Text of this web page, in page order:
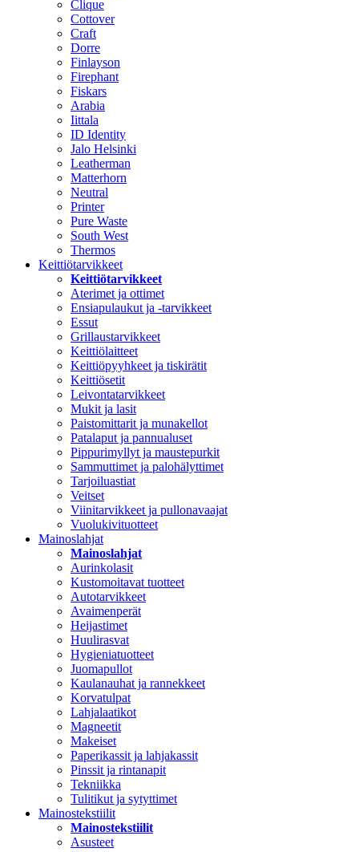
Clique
Cottover
Craft
Dorre
Finlayson
Firephant
Fiskars
Arabia
Iittala
ID Identity
Jalo Helsinki
Leatherman
Matterhorn
Neutral
Printer
Pure Waste
South West
Thermos
Keittiötarvikkeet
Keittiötarvikkeet
Aterimet ja ottimet
Ensiapulaukut ja -tarvikkeet
Essut
Grillaustarvikkeet
Keittiölaitteet
Keittiöpyyhkeet ja tiskirätit
Keittiösetit
Leivontatarvikkeet
Mukit ja lasit
Paistomittarit ja munakellot
Patalaput ja pannualuset
Pippurimyllyt ja maustepurkit
Sammuttimet ja palohälyttimet
Tarjoiluastiat
Veitset
Viinitarvikkeet ja pullonavaajat
Vuolukivituotteet
Mainoslahjat
Mainoslahjat
Aurinkolasit
Kustomoitavat tuotteet
Autotarvikkeet
Avaimenperät
Heijastimet
Huulirasvat
Hygieniatuotteet
Juomapullot
Kaulanauhat ja rannekkeet
Korvatulpat
Lahjalaatikot
Magneetit
Makeiset
Paperikassit ja lahjakassit
Pinssit ja rintanapit
Tekniikka
Tulitikut ja sytyttimet
Mainostekstiilit
Mainostekstiilit
Asusteet